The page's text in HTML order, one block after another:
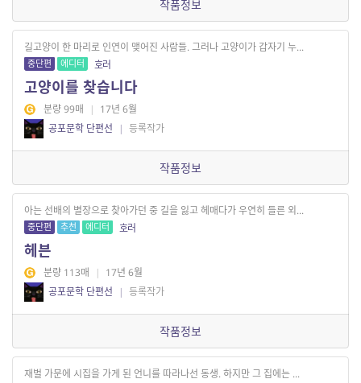
작품정보
길고양이 한 마리로 인연이 맺어진 사람들. 그러나 고양이가 갑자기 누...
중단편 에디터 호러
고양이를 찾습니다
분량 99매 | 17년 6월
공포문학 단편선
| 등록작가
작품정보
아는 선배의 별장으로 찾아가던 중 길을 잃고 헤매다가 우연히 들른 외...
중단편 추천 에디터 호러
헤븐
분량 113매 | 17년 6월
공포문학 단편선
| 등록작가
작품정보
재벌 가문에 시집을 가게 된 언니를 따라나선 동생. 하지만 그 집에는 ...